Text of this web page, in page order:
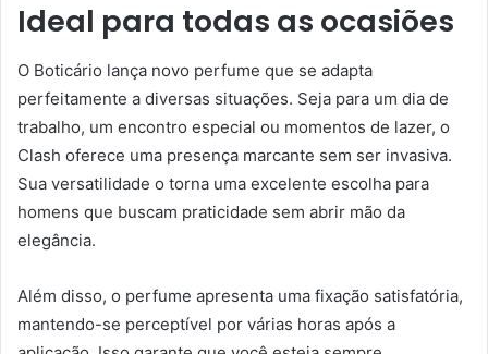
Ideal para todas as ocasiões
O Boticário lança novo perfume que se adapta
perfeitamente a diversas situações. Seja para um dia de
trabalho, um encontro especial ou momentos de lazer, o
Clash oferece uma presença marcante sem ser invasiva.
Sua versatilidade o torna uma excelente escolha para
homens que buscam praticidade sem abrir mão da
elegância.
Além disso, o perfume apresenta uma fixação satisfatória,
mantendo-se perceptível por várias horas após a